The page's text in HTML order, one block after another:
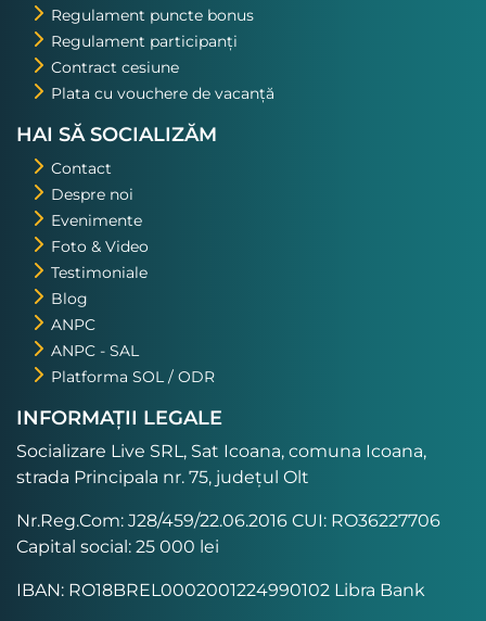
Regulament puncte bonus
Regulament participanți
Contract cesiune
Plata cu vouchere de vacanță
HAI SĂ SOCIALIZĂM
Contact
Despre noi
Evenimente
Foto & Video
Testimoniale
Blog
ANPC
ANPC - SAL
Platforma SOL / ODR
INFORMAȚII LEGALE
Socializare Live SRL, Sat Icoana, comuna Icoana,
strada Principala nr. 75, județul Olt
Nr.Reg.Com: J28/459/22.06.2016 CUI: RO36227706
Capital social: 25 000 lei
IBAN: RO18BREL0002001224990102 Libra Bank